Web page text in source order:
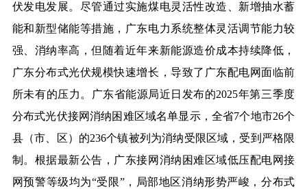
伏发电发展。尽管通过实施煤电灵活性改造、新增抽水蓄
能和新型储能等措施，广东电力系统整体灵活调节能力较
强、消纳率高，但随着近年来新能源造价成本持续降低，
广东分布式光伏规模快速增长，导致了广东配电网面临前
所未有的压力。广东省能源局近日发布的2025年第三季度
分布式光伏接网消纳困难区域名单显示，全省7个地市26个
县（市、区）的236个镇被列为消纳受限区域，受到严格限
制。根据最新公告，广东接网消纳困难区域低压配电网接
网预警等级均为“受限”，局部地区消纳形势严峻，分布式